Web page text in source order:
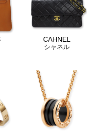
CAHNEL
シャネル